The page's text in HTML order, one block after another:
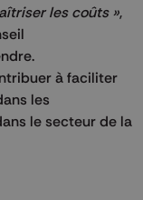
les coûts »,
à faciliter
les
le secteur de la